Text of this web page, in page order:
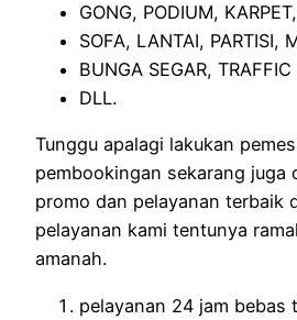
GONG, PODIUM,
SOFA, LANTAI, PARTISI,
BUNGA SEGAR, TRAFFIC
DLL.
Tunggu apalagi lakukan
pembookingan sekarang juga
promo dan pelayanan terbaik
pelayanan kami tentunya
amanah.
pelayanan 24 jam bebas